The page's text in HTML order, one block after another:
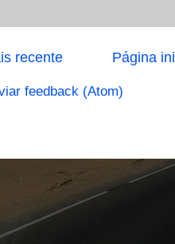
recente Página
feedback (Atom)